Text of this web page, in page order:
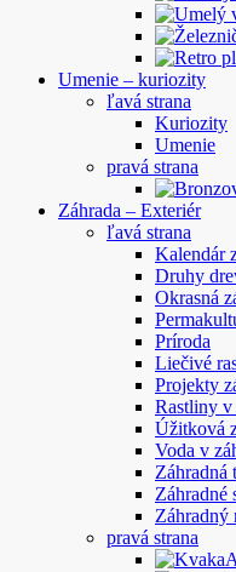
Umenie – kuriozity
ľavá strana
Kuriozity
Umenie
pravá strana
Záhrada – Exteriér
ľavá strana
Kalendár
Druhy
Okrasná
Príroda
Liečivé
Projekty
Rastliny v
Úžitková
Voda v
Záhradná
Záhradné
Záhradný
pravá strana